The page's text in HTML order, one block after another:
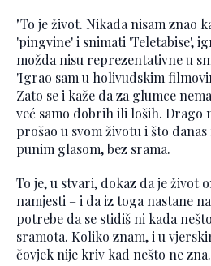
"To je život. Nikada nisam znao
'pingvine' i snimati 'Teletabise',
možda nisu reprezentativne u
'Igrao sam u holivudskim
Zato se i kaže da za glumce
već samo dobrih ili loših. Drago
prošao u svom životu i što
punim glasom, bez srama.
To je, u stvari, dokaz da je život
namjesti – i da iz toga nastane
potrebe da se stidiš ni kada
sramota. Koliko znam, i u
čovjek nije kriv kad nešto ne zna.